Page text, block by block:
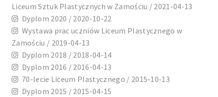
Liceum Sztuk Plastycznych w Zamościu / 2021-04-13
Dyplom 2020 / 2020-10-22
Wystawa prac uczniów Liceum Plastycznego w
Zamościu / 2019-04-13
Dyplom 2018 / 2018-04-14
Dyplom 2016 / 2016-04-13
70-lecie Liceum Plastycznego / 2015-10-13
Dyplom 2015 / 2015-04-15